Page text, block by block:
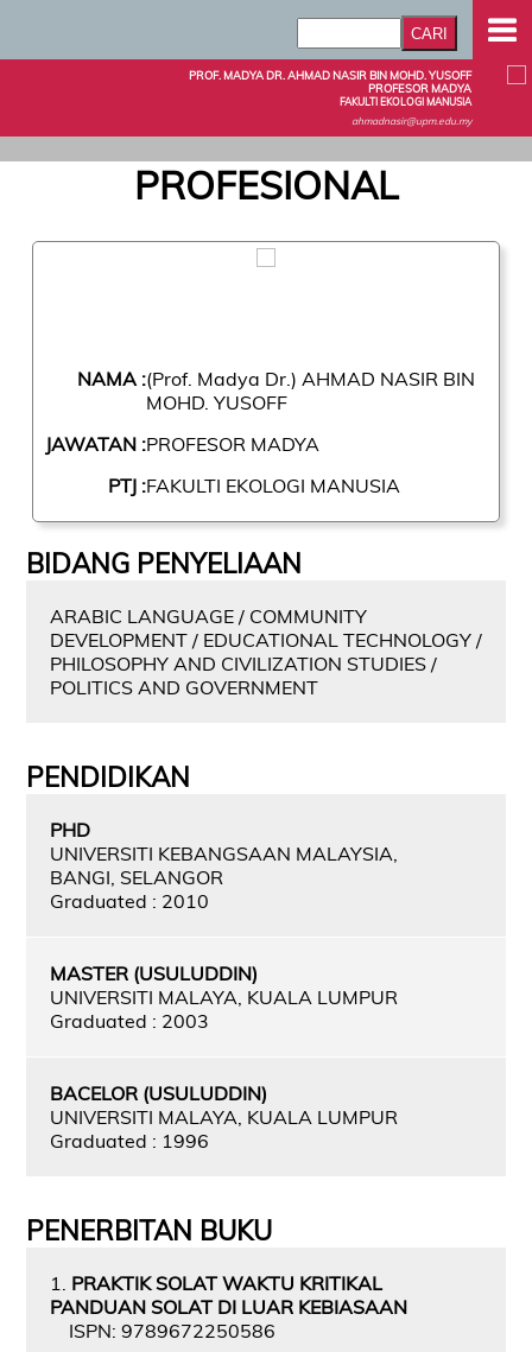
PROF. MADYA DR. AHMAD NASIR BIN MOHD. YUSOFF
PROFESOR MADYA
FAKULTI EKOLOGI MANUSIA
ahmadnasir@upm.edu.my
PROFESIONAL
NAMA :(Prof. Madya Dr.) AHMAD NASIR BIN
MOHD. YUSOFF
JAWATAN :PROFESOR MADYA
PTJ :FAKULTI EKOLOGI MANUSIA
BIDANG PENYELIAAN
ARABIC LANGUAGE / COMMUNITY
DEVELOPMENT / EDUCATIONAL TECHNOLOGY /
PHILOSOPHY AND CIVILIZATION STUDIES /
POLITICS AND GOVERNMENT
PENDIDIKAN
PHD
UNIVERSITI KEBANGSAAN MALAYSIA,
BANGI, SELANGOR
Graduated : 2010
MASTER (USULUDDIN)
UNIVERSITI MALAYA, KUALA LUMPUR
Graduated : 2003
BACELOR (USULUDDIN)
UNIVERSITI MALAYA, KUALA LUMPUR
Graduated : 1996
PENERBITAN BUKU
1. PRAKTIK SOLAT WAKTU KRITIKAL
PANDUAN SOLAT DI LUAR KEBIASAAN
ISPN: 9789672250586